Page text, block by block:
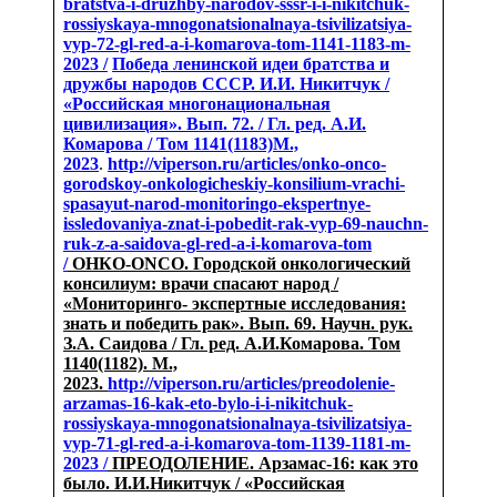
rossiyskaya-mnogonatsionalnaya-tsivilizatsiya-
vyp-72-gl-red-a-i-komarova-tom-1141-1183-m-
2023 / Победа ленинской идеи братства и
дружбы народов СССР. И.И. Никитчук /
«Российская многонациональная
цивилизация». Вып. 72. / Гл. ред. А.И.
Комарова / Том 1141(1183)М.,
2023. http://viperson.ru/articles/onko-onco-
gorodskoy-onkologicheskiy-konsilium-vrachi-
spasayut-narod-monitoringo-ekspertnye-
issledovaniya-znat-i-pobedit-rak-vyp-69-nauchn-
ruk-z-a-saidova-gl-red-a-i-komarova-tom
/ОНКО-ONCO. Городской онкологический
консилиум: врачи спасают народ /
«Мониторинго- экспертные исследования:
знать и победить рак». Вып. 69. Научн. рук.
З.А. Саидова / Гл. ред. А.И.Комарова. Том
1140(1182). М.,
2023. http://viperson.ru/articles/preodolenie-
arzamas-16-kak-eto-bylo-i-i-nikitchuk-
rossiyskaya-mnogonatsionalnaya-tsivilizatsiya-
vyp-71-gl-red-a-i-komarova-tom-1139-1181-m-
2023 /ПРЕОДОЛЕНИЕ. Арзамас-16: как это
было. И.И.Никитчук / «Российская